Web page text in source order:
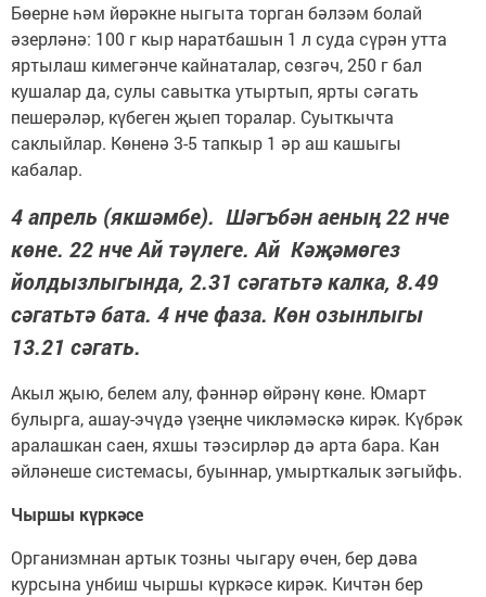
Бөерне һәм йөрәкне ныгыта торган бәлзәм болай
әзерләнә: 100 г кыр наратбашын 1 л суда сүрән утта
яртылаш кимегәнче кайнаталар, сөзгәч, 250 г бал
кушалар да, сулы савытка утыртып, ярты сәгать
пешерәләр, күбеген җыеп торалар. Суыткычта
саклыйлар. Көненә 3-5 тапкыр 1 әр аш кашыгы
кабалар.
4 апрель (якшәмбе). Шәгъбән аеның 22 нче
көне. 22 нче Ай тәүлеге. Ай Кәҗәмөгез
йолдызлыгында, 2.31 сәгатьтә калка, 8.49
сәгатьтә бата. 4 нче фаза. Көн озынлыгы
13.21 сәгать.
Акыл җыю, белем алу, фәннәр өйрәнү көне. Юмарт
булырга, ашау-эчүдә үзеңне чикләмәскә кирәк. Күбрәк
аралашкан саен, яхшы тәэсирләр дә арта бара. Кан
әйләнеше системасы, буыннар, умырткалык зәгыйфь.
Чыршы күркәсе
Организмнан артык тозны чыгару өчен, бер дәва
курсына унбиш чыршы күркәсе кирәк. Кичтән бер